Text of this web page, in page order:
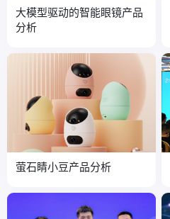
大模型驱动的智能眼镜产品
分析
萤石睛小豆产品分析